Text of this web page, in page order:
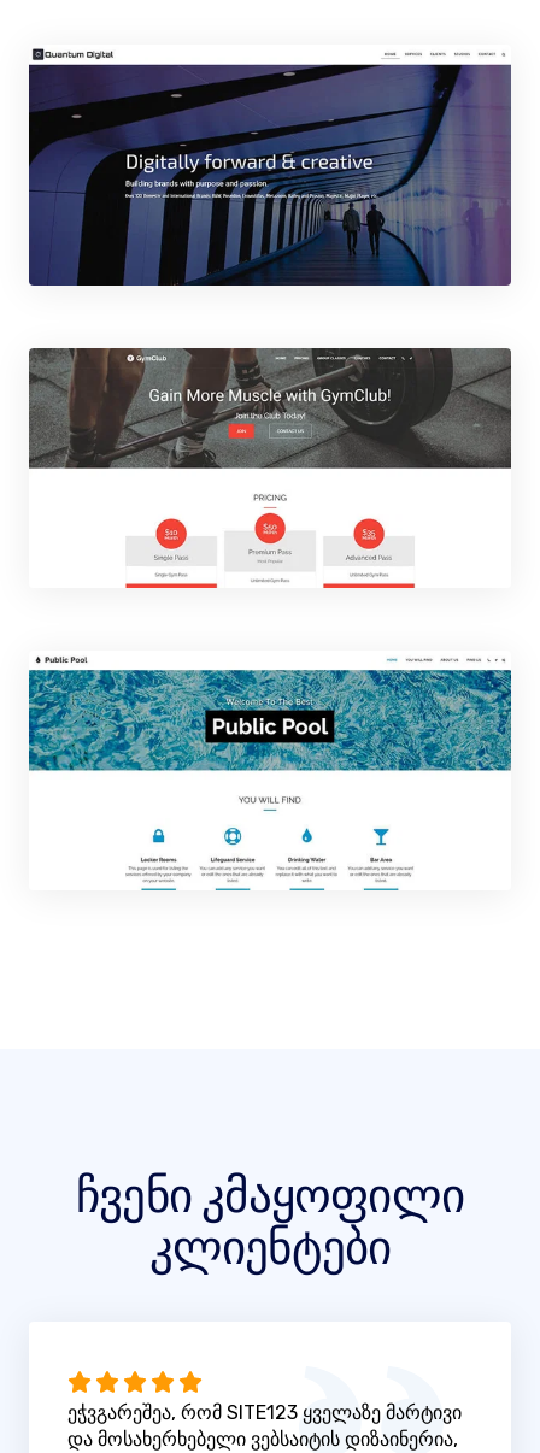
ჩვენი კმაყოფილი
კლიენტები
ეჭვგარეშეა, რომ SITE123 ყველაზე მარტივი
და მოსახერხებელი ვებსაიტის დიზაინერია,